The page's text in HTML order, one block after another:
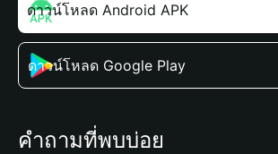
ดาวน์โหลด Android APK
ดาวน์โหลด Google Play
คำถามที่พบบ่อย